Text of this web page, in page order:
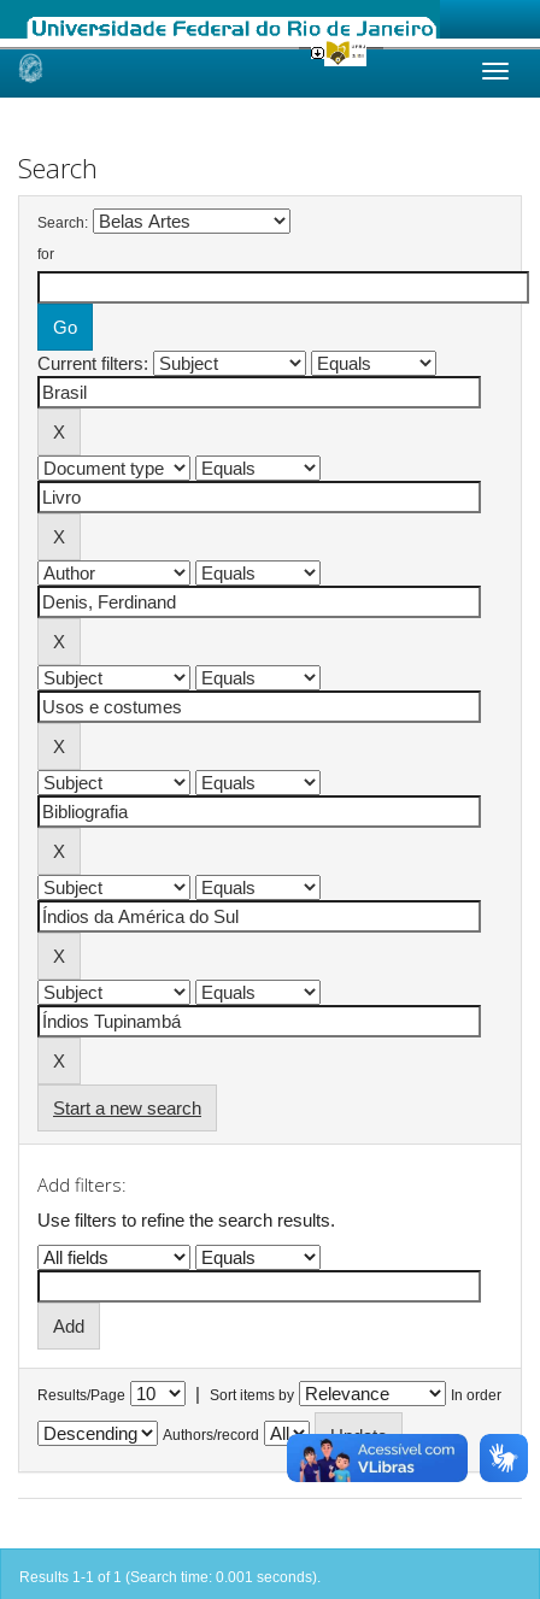
Skip
Search
Search:
for
Current filters:
Start a new search
Add filters:
Use filters to refine the search results.
Results/Page | Sort items by In order
Authors/record
Results 1-1 of 1 (Search time: 0.001 seconds).